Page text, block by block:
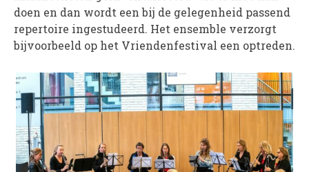
PROJECTEN
Muziek is de Basis!
Saxophone Orchestra
Moet je Hoor’n!
OVER ONS
doen en dan wordt een bij de gelegenheid passend
repertoire ingestudeerd. Het ensemble verzorgt
bijvoorbeeld op het Vriendenfestival een optreden.